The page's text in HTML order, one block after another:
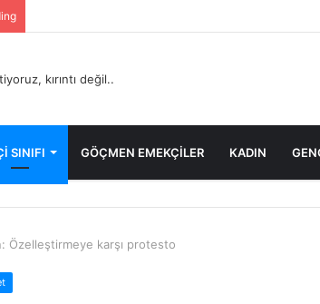
SINIFI GÖÇMEN EMEKÇİLER KADIN
Özelleştirmeye karşı protesto